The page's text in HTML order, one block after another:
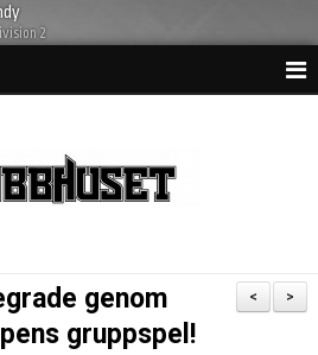
2
>
<
genom
gruppspel!